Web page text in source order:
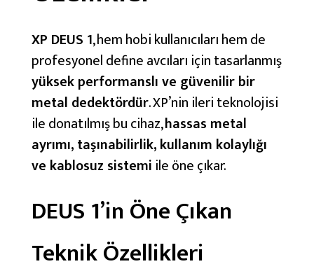
e
r
:
G
e
n
e
l
K
a
r
ı
XP DEUS 1, hem hobi kullanıcıları hem de
profesyonel define avcıları için tasarlanmış
yüksek performanslı ve güvenilir bir
metal dedektördür. XP’nin ileri teknolojisi
ile donatılmış bu cihaz,hassas metal
ayrımı, taşınabilirlik, kullanım kolaylığı
ve kablosuz sistemi ile öne çıkar.
DEUS 1’in Öne Çıkan
Teknik Özellikleri